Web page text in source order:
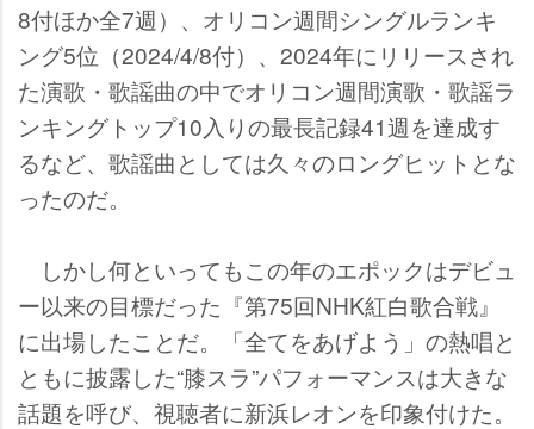
8付ほか全7週）、オリコン週間シングルランキ
ング5位（2024/4/8付）、2024年にリリースされ
た演歌・歌謡曲の中でオリコン週間演歌・歌謡ラ
ンキングトップ10入りの最長記録41週を達成す
るなど、歌謡曲としては久々のロングヒットとな
ったのだ。
しかし何といってもこの年のエポックはデビュ
ー以来の目標だった『第75回NHK紅白歌合戦』
に出場したことだ。「全てをあげよう」の熱唱と
ともに披露した“膝スラ”パフォーマンスは大きな
話題を呼び、視聴者に新浜レオンを印象付けた。